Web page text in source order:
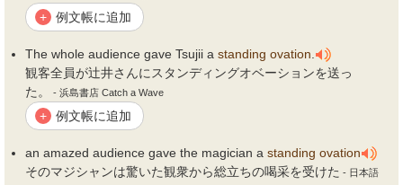
+ 例文帳に追加
The whole audience gave Tsujii a standing ovation
観客全員が辻井さんにスタンディングオベーションを送っ
た。
- 浜島書店 Catch a Wave
+ 例文帳に追加
an amazed audience gave the magician a standing ovation
そのマジシャンは驚いた観衆から総立ちの喝采を受けた - 日本語